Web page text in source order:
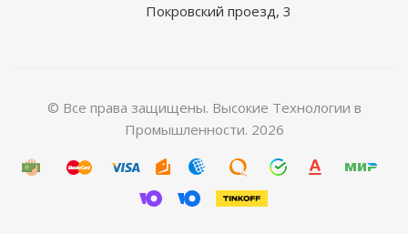
Покровский проезд, 3
© Все права защищены. Высокие Технологии в
Промышленности. 2026